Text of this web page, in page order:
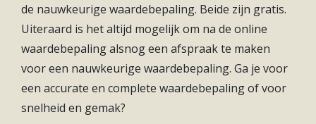
slaapkamer aan de voorzijde is ontstaan door het
samenvoegen van twee kamers; de oorspronkelijke
indeling kan eenvoudig worden hersteld.
De badkamer is royaal van formaat (6 m²) en
voorzien van een inloopdouche, dubbele wastafel
de nauwkeurige waardebepaling. Beide zijn gratis.
Uiteraard is het altijd mogelijk om na de online
waardebepaling alsnog een afspraak te maken
voor een nauwkeurige waardebepaling. Ga je voor
een accurate en complete waardebepaling of voor
snelheid en gemak?